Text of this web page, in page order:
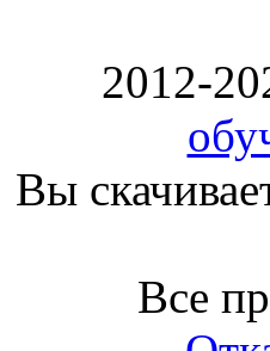
2012-
Вы
Все